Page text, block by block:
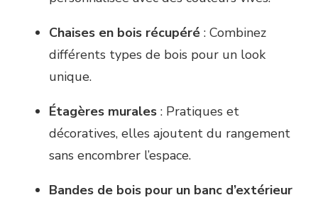
Chaises en bois récupéré : Combinez
différents types de bois pour un look
unique.
Étagères murales : Pratiques et
décoratives, elles ajoutent du rangement
sans encombrer l’espace.
Bandes de bois pour un banc d’extérieur